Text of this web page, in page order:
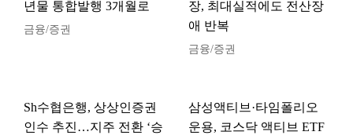
년물 통합발행 3개월로
금융/증권
장, 최대실적에도 전산장
애 반복
금융/증권
Sh수협은행, 상상인증권
인수 추진…지주 전환 ‘승
삼성액티브·타임폴리오
운용, 코스닥 액티브 ETF